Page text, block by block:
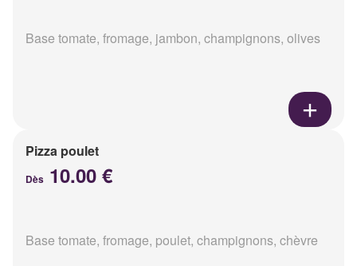
Base tomate, fromage, jambon, champignons, olives
Pizza poulet
Dès 10.00 €
Base tomate, fromage, poulet, champignons, chèvre